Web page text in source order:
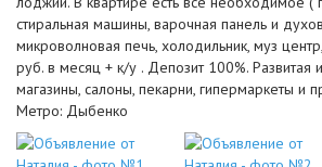
стиральная машины, варочная панель и
микроволновая печь, холодильник, муз
руб. в месяц + к/у . Депозит 100%. Развитая
магазины, салоны, пекарни, гипермаркеты и
Метро: Дыбенко